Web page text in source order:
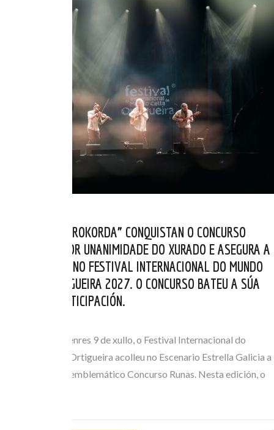
OS BELGAS “AÉROKORDA” CONQUISTAN O CONCURSO
RUNAS 2026 POR UNANIMIDADE DO XURADO E ASEGURA A
SÚA PRESENZA NO FESTIVAL INTERNACIONAL DO MUNDO
CELTA DE ORTIGUEIRA 2027. O CONCURSO BATEU A SÚA
MARCA DE PARTICIPACIÓN.
Na xornada do venres 9 de xullo, o Festival Internacional do
Mundo Celta de Ortigueira acolleu no Escenario Estrella Galicia a
gran final do seu emblemático Concurso Runas. Nesta edición, o